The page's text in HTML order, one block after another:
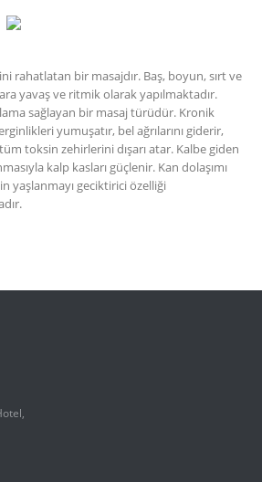
rahatlatan bir masajdır. Baş, boyun, sırt ve
yavaş ve ritmik olarak yapılmaktadır.
sağlayan bir masaj türüdür. Kronik
yumuşatır, bel ağrılarını giderir,
toksin zehirlerini dışarı atar. Kalbe giden
kalp kasları güçlenir. Kan dolaşımı
yaşlanmayı geciktirici özelliği